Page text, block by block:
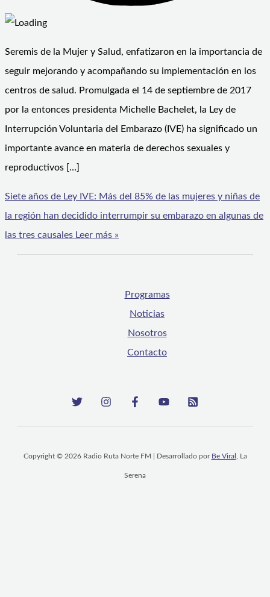
Seremis de la Mujer y Salud, enfatizaron en la importancia de
seguir mejorando y acompañando su implementación en los
centros de salud. Promulgada el 14 de septiembre de 2017
por la entonces presidenta Michelle Bachelet, la Ley de
Interrupción Voluntaria del Embarazo (IVE) ha significado un
importante avance en materia de derechos sexuales y
reproductivos […]
Siete años de Ley IVE: Más del 85% de las mujeres y niñas de
la región han decidido interrumpir su embarazo en algunas de
las tres causales Leer más »
Programas
Noticias
Nosotros
Contacto
Copyright © 2026 Radio Ruta Norte FM | Desarrollado por Be Viral , La
Serena